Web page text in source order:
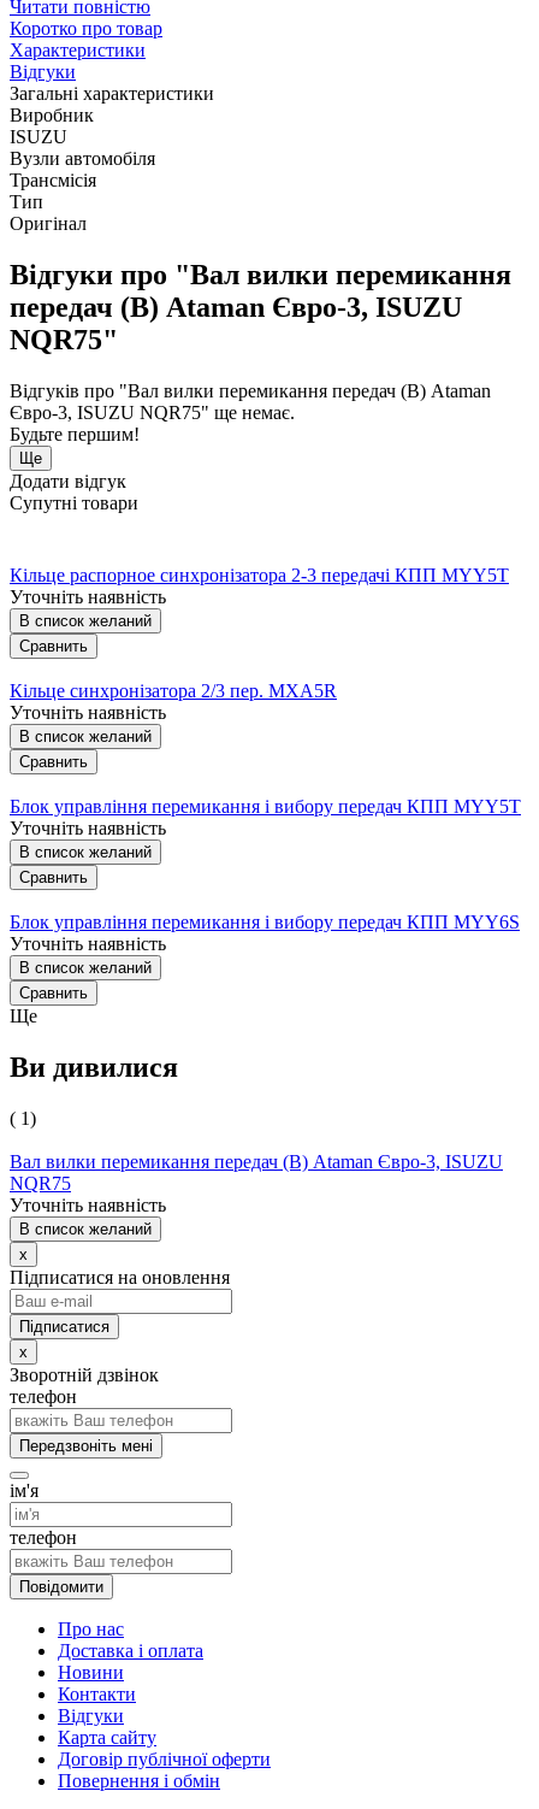
Читати повністю
Коротко про товар
Характеристики
Відгуки
Загальні характеристики
Виробник
ISUZU
Вузли автомобіля
Трансмісія
Тип
Оригінал
Відгуки про "Вал вилки перемикання
передач (В) Ataman Євро-3, ISUZU
NQR75"
Відгуків про "Вал вилки перемикання передач (В) Ataman
Євро-3, ISUZU NQR75" ще немає.
Будьте першим!
Ще
Додати відгук
Супутні товари
Кільце распорное синхронізатора 2-3 передачі КПП MYY5T
Уточніть наявність
В список желаний
Сравнить
Кільце синхронізатора 2/3 пер. MXA5R
Уточніть наявність
В список желаний
Сравнить
Блок управління перемикання і вибору передач КПП MYY5T
Уточніть наявність
В список желаний
Сравнить
Блок управління перемикання і вибору передач КПП MYY6S
Уточніть наявність
В список желаний
Сравнить
Ще
Ви дивилися
( 1)
Вал вилки перемикання передач (В) Ataman Євро-3, ISUZU
NQR75
Уточніть наявність
В список желаний
x
Підписатися на оновлення
x
Зворотній дзвінок
телефон
Передзвоніть мені
ім'я
телефон
Повідомити
Про нас
Доставка і оплата
Новини
Контакти
Відгуки
Карта сайту
Договір публічної оферти
Повернення і обмін